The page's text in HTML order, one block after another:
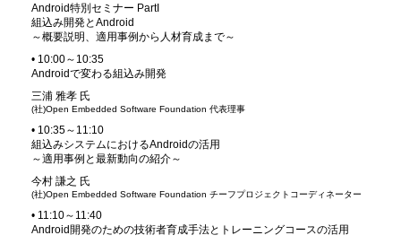
Android特別セミナー PartI
組込み開発とAndroid
～概要説明、適用事例から人材育成まで～
• 10:00～10:35
Androidで変わる組込み開発
三浦 雅孝 氏
(社)Open Embedded Software Foundation 代表理事
• 10:35～11:10
組込みシステムにおけるAndroidの活用
～適用事例と最新動向の紹介～
今村 謙之 氏
(社)Open Embedded Software Foundation チーフプロジェクトコーディネーター
• 11:10～11:40
Android開発のための技術者育成手法とトレーニングコースの活用